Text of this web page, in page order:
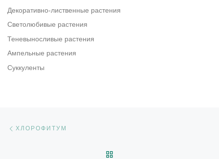
Декоративно-лиственные растения
Светолюбивые растения
Теневыносливые растения
Ампельные растения
Суккуленты
ХЛОРОФИТУМ